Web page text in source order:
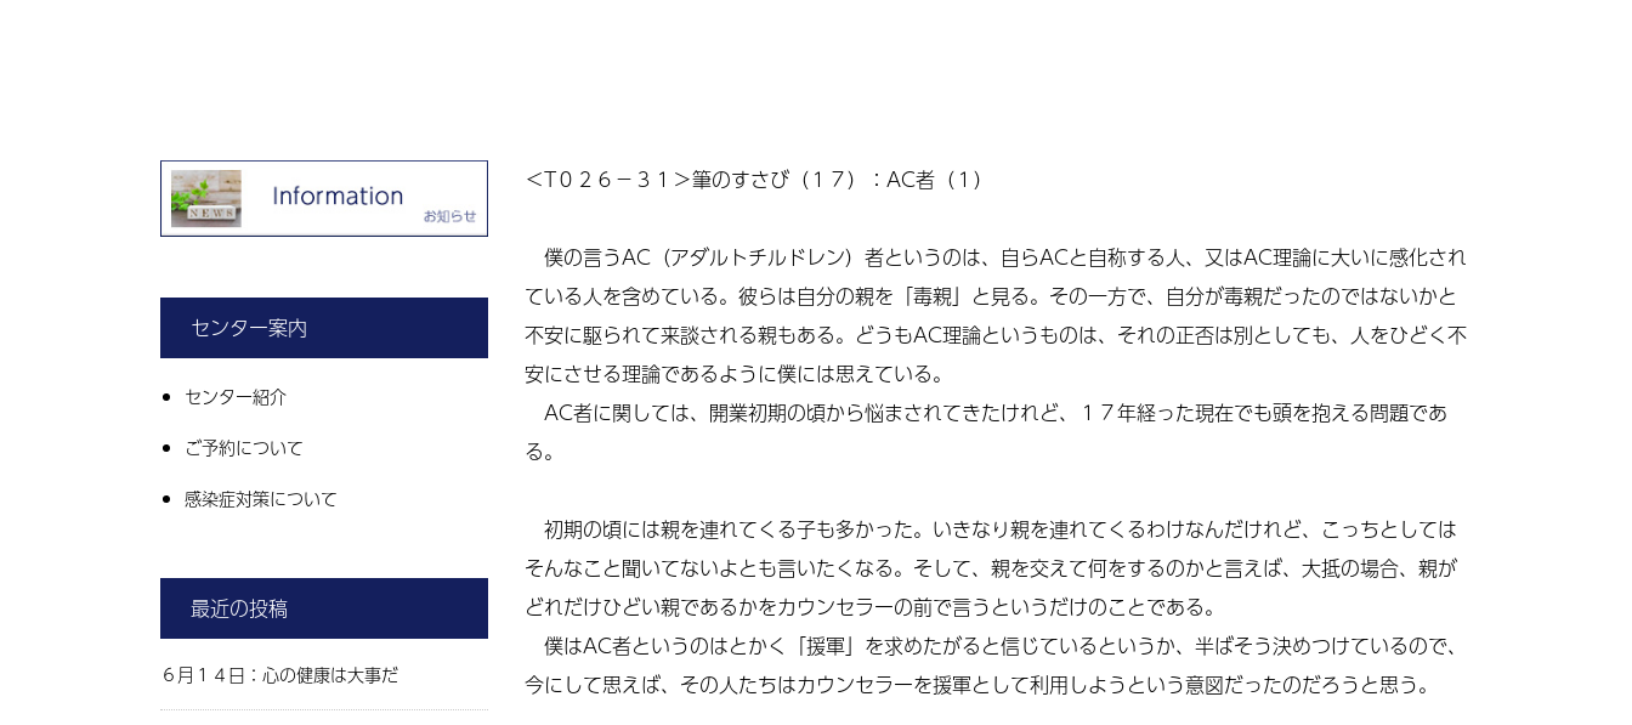
＜T０２６－３１＞筆のすさび（１７）：AC者（１）
僕の言うAC（アダルトチルドレン）者というのは、自らACと自称する人、又はAC理論に大いに感化され
ている人を含めている。彼らは自分の親を「毒親」と見る。 その一方で、自分が毒親だったのではないかと
不安に駆られて来談される親もある。どうもAC理論というものは、それの正否は別としても、人をひどく不
安にさせる理論であるように僕には思えている。
AC者に関しては、開業初期の頃から悩まされてきたけれど、１７年経った現在でも頭を抱える問題であ
る。
初期の頃には親を連れてくる子も多かった。いきなり親を連れてくるわけなんだけれど、こっちとしては
そんなこと聞いてないよとも言いたくなる。そして、親を交えて何をするのかと言えば、大抵の場合、親が
どれだけひどい親であるかをカウンセラーの前で言うというだけのことである。
僕はAC者というのはとかく「援軍」を求めたがると信じているというか、半ばそう決めつけているので、
今にして思えば、 その人たちはカウンセラーを援軍として利用しようという意図だったのだろうと思う。
センター案内
センター紹介
ご予約について
感染症対策について
最近の投稿
６月１４日：心の健康は大事だ